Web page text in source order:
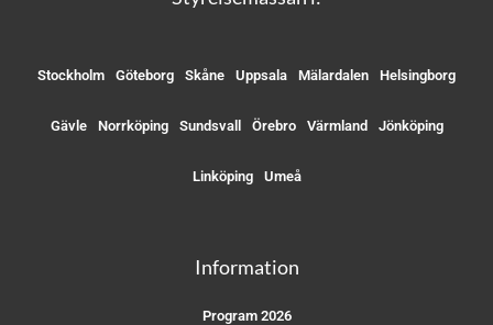
Stockholm Göteborg Skåne Uppsala Mälardalen Helsingborg
Gävle Norrköping Sundsvall Örebro Värmland Jönköping
Linköping Umeå
Information
Program 2026